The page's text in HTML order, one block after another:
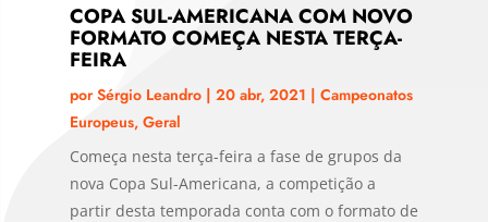
COPA SUL-AMERICANA COM NOVO
FORMATO COMEÇA NESTA TERÇA-
FEIRA
porSérgio Leandro| 20 abr, 2021 | Campeonatos
Europeus, Geral
Começa nesta terça-feira a fase de grupos da
nova Copa Sul-Americana, a competição a
partir desta temporada conta com o formato de